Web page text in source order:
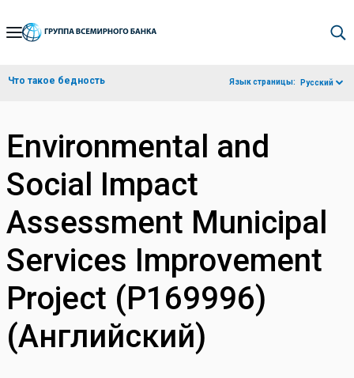
Skip
Navigation
Что такое бедность Язык страницы: Русский
Environmental and
Social Impact
Assessment Municipal
Services Improvement
Project (P169996)
(Английский)